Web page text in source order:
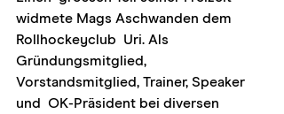
widmete Mags Aschwanden dem
Rollhockeyclub  Uri. Als
Gründungsmitglied,
Vorstandsmitglied, Trainer, Speaker
und  OK-Präsident bei diversen